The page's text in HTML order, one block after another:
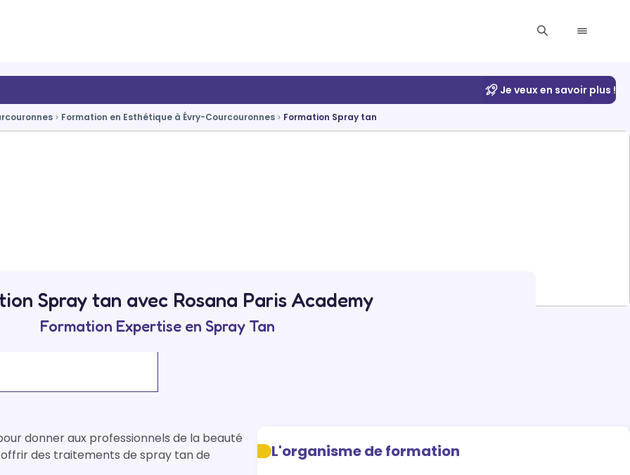
Je veux en savoir plus !
Formation en Esthétique à Évry-Courcouronnes Formation Spray tan
Spray tan avec Rosana Paris Academy
Formation Expertise en Spray Tan
donner aux professionnels de la beauté
des traitements de spray tan de
L'organisme de formation